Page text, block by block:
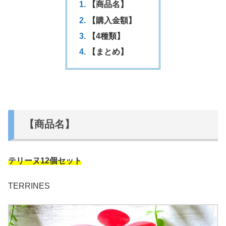
【商品名】
【購入金額】
【4種類】
【まとめ】
【商品名】
テリーヌ12個セット
TERRINES